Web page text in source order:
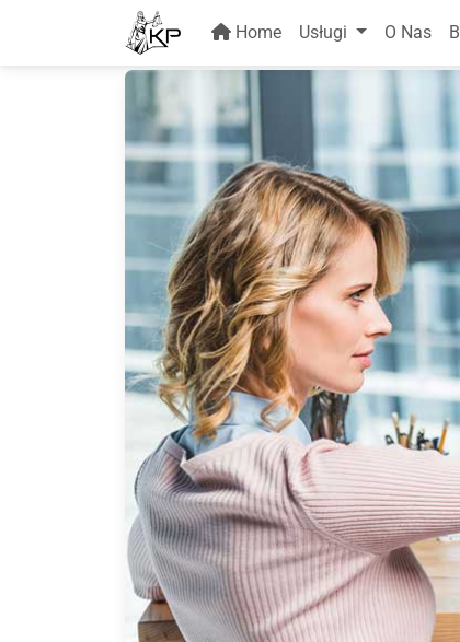
Home Usługi O Nas